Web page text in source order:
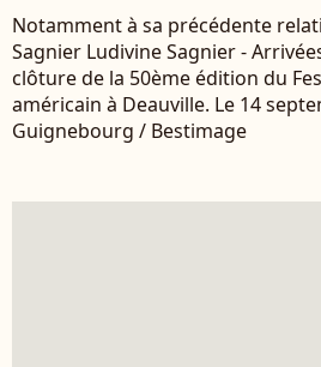
Notamment à sa précédente
Sagnier Ludivine Sagnier -
clôture de la 50ème édition du
américain à Deauville. Le 14
Guignebourg / Bestimage